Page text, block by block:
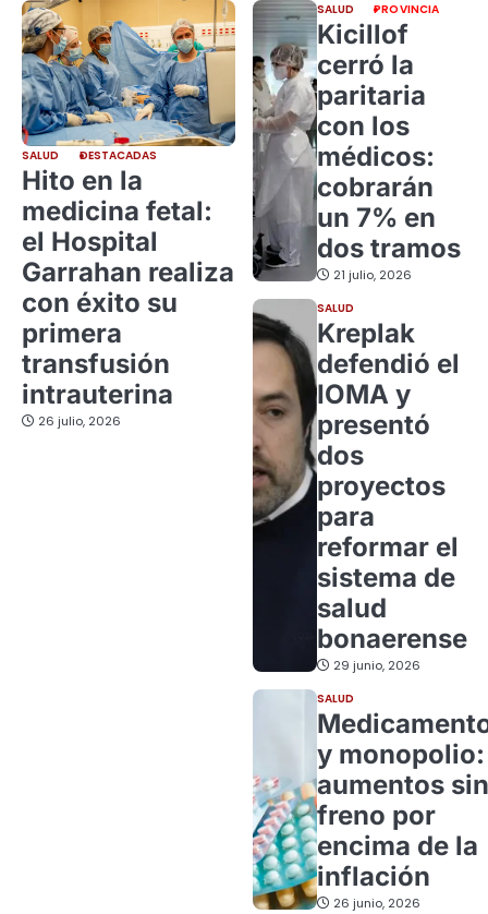
SALUD DESTACADAS
Hito en la
medicina fetal:
el Hospital
Garrahan realiza
con éxito su
primera
transfusión
intrauterina
26 julio, 2026
SALUD PROVINCIA
Kicillof
cerró la
paritaria
con los
médicos:
cobrarán
un 7% en
dos tramos
21 julio, 2026
SALUD
Kreplak
defendió el
IOMA y
presentó
dos
proyectos
para
reformar el
sistema de
salud
bonaerense
29 junio, 2026
SALUD
y monopolio:
aumentos sin
freno por
encima de la
inflación
26 junio, 2026